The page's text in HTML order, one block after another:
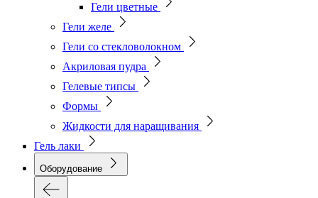
Гели цветные
Гели желе
Гели со стекловолокном
Акриловая пудра
Гелевые типсы
Формы
Жидкости для наращивания
Гель лаки
Оборудование